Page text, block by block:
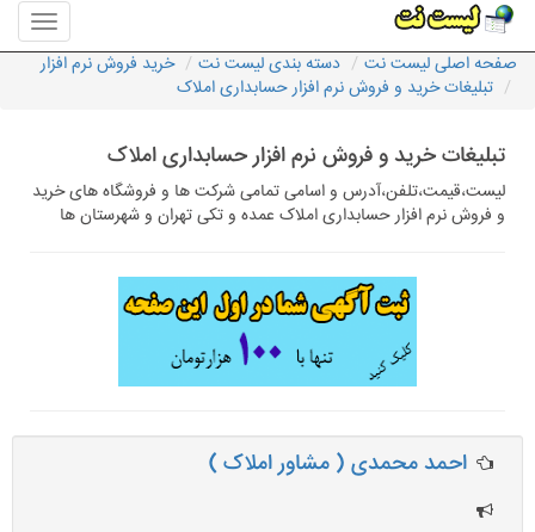
منوی
سایت
لیست
صفحه اصلی لیست نت دسته بندی لیست نت
خرید فروش نرم افزار
تبلیغات خرید و فروش نرم افزار حسابداری املاک
تبلیغات خرید و فروش نرم افزار حسابداری املاک
لیست،قیمت،تلفن،آدرس و اسامی تمامی شرکت ها و فروشگاه های خرید
و فروش نرم افزار حسابداری املاک عمده و تکی تهران و شهرستان ها
احمد محمدی ( مشاور املاک )